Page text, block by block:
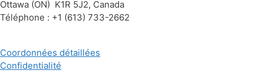
Ottawa (ON) K1R 5J2, Canada
Téléphone : +1 (613) 733-2662
Coordonnées détaillées
Confidentialité